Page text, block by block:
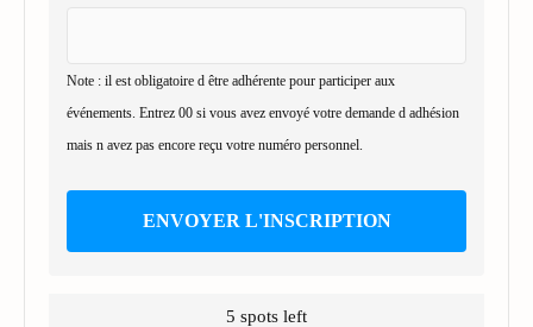
Note : il est obligatoire d être adhérente pour participer aux
événements. Entrez 00 si vous avez envoyé votre demande d adhésion
mais n avez pas encore reçu votre numéro personnel.
ENVOYER L'INSCRIPTION
5 spots left